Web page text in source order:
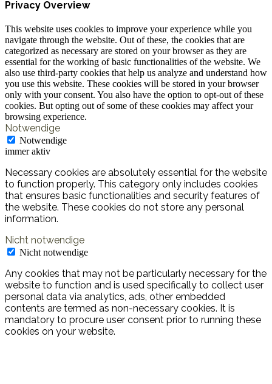
Privacy Overview
This website uses cookies to improve your experience while you
navigate through the website. Out of these, the cookies that are
categorized as necessary are stored on your browser as they are
essential for the working of basic functionalities of the website. We
also use third-party cookies that help us analyze and understand how
you use this website. These cookies will be stored in your browser
only with your consent. You also have the option to opt-out of these
cookies. But opting out of some of these cookies may affect your
browsing experience.
Notwendige
Notwendige
immer aktiv
Necessary cookies are absolutely essential for the website
to function properly. This category only includes cookies
that ensures basic functionalities and security features of
the website. These cookies do not store any personal
information.
Nicht notwendige
Nicht notwendige
Any cookies that may not be particularly necessary for the
website to function and is used specifically to collect user
personal data via analytics, ads, other embedded
contents are termed as non-necessary cookies. It is
mandatory to procure user consent prior to running these
cookies on your website.